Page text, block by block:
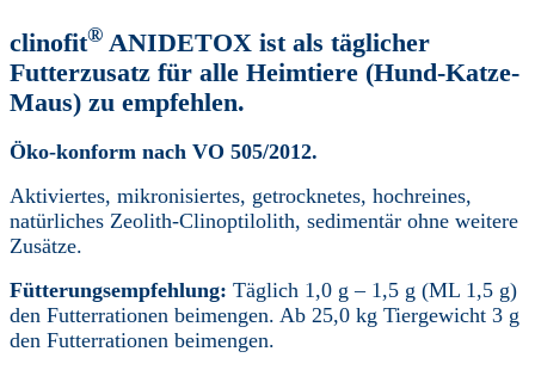
clinofit® ANIDETOX ist als täglicher
Futterzusatz für alle Heimtiere (Hund-Katze-
Maus) zu empfehlen.
Öko-konform nach VO 505/2012.
Aktiviertes, mikronisiertes, getrocknetes, hochreines,
natürliches Zeolith-Clinoptilolith, sedimentär ohne weitere
Zusätze.
Fütterungsempfehlung: Täglich 1,0 g – 1,5 g (ML 1,5 g)
den Futterrationen beimengen. Ab 25,0 kg Tiergewicht 3 g
den Futterrationen beimengen.